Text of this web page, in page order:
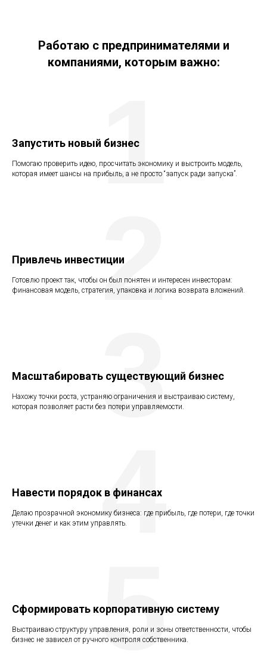
Работаю с предпринимателями и
компаниями, которым важно:
Запустить новый бизнес
Помогаю проверить идею, просчитать экономику и выстроить модель,
которая имеет шансы на прибыль, а не просто “запуск ради запуска”.
1
Привлечь инвестиции
Готовлю проект так, чтобы он был понятен и интересен инвесторам:
финансовая модель, стратегия, упаковка и логика возврата вложений.
2
Масштабировать существующий бизнес
Нахожу точки роста, устраняю ограничения и выстраиваю систему,
которая позволяет расти без потери управляемости.
3
Навести порядок в финансах
Делаю прозрачной экономику бизнеса: где прибыль, где потери, где точки
утечки денег и как этим управлять.4
Сформировать корпоративную систему
Выстраиваю структуру управления, роли и зоны ответственности, чтобы
бизнес не зависел от ручного контроля собственника.
5